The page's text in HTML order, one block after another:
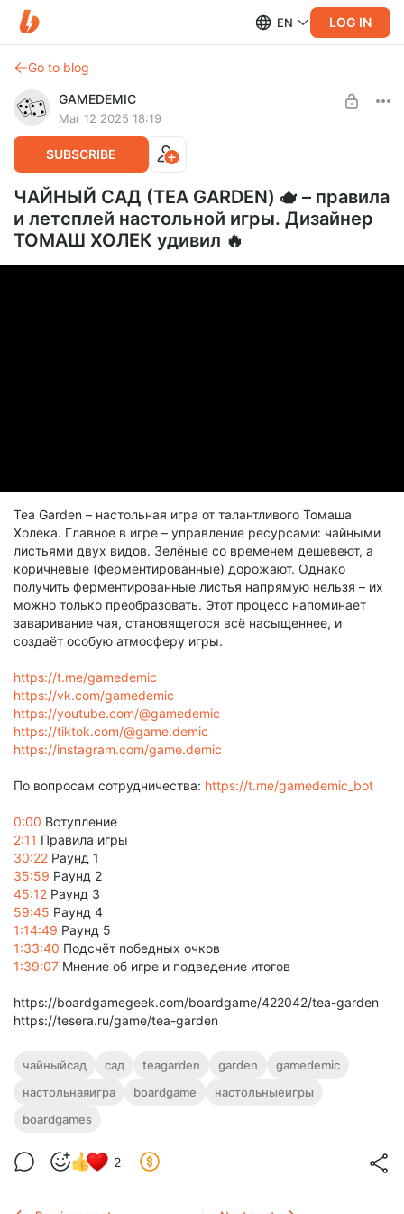
EN LOG IN
Go to blog
GAMEDEMIC
Mar 12 2025 18:19
SUBSCRIBE
ЧАЙНЫЙ САД (TEA GARDEN) 🫖 – правила
и летсплей настольной игры. Дизайнер
ТОМАШ ХОЛЕК удивил 🔥
Tea Garden – настольная игра от талантливого Томаша
Холека. Главное в игре – управление ресурсами: чайными
листьями двух видов. Зелёные со временем дешевеют, а
коричневые (ферментированные) дорожают. Однако
получить ферментированные листья напрямую нельзя – их
можно только преобразовать. Этот процесс напоминает
заваривание чая, становящегося всё насыщеннее, и
создаёт особую атмосферу игры.
https://t.me/gamedemic
https://vk.com/gamedemic
https://youtube.com/@gamedemic
https://tiktok.com/@game.demic
https://instagram.com/game.demic
По вопросам сотрудничества: https://t.me/gamedemic_bot
0:00 Вступление
2:11 Правила игры
30:22 Раунд 1
35:59 Раунд 2
45:12 Раунд 3
59:45 Раунд 4
1:14:49 Раунд 5
1:33:40 Подсчёт победных очков
1:39:07 Мнение об игре и подведение итогов
https://boardgamegeek.com/boardgame/422042/tea-garden
https://tesera.ru/game/tea-garden
чайныйсад сад teagarden garden
gamedemic
настольнаяигра
boardgame
настольныеигры
boardgames
2